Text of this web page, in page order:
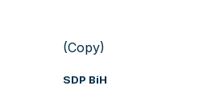
(Copy)
SDP BiH